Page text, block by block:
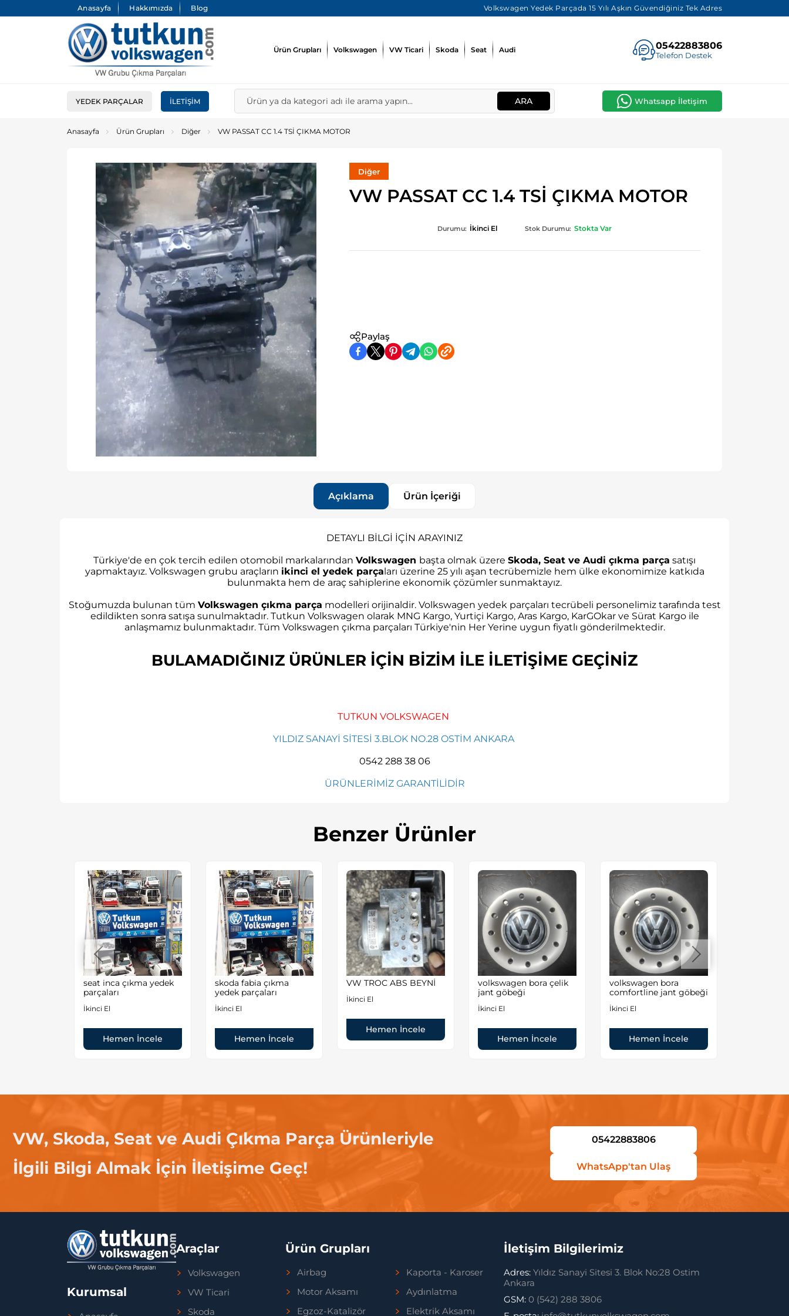
Anasayfa Hakkımızda Blog Volkswagen Yedek Parçada 15 Yılı Aşkın Güvendiğiniz Tek Adres
Ürün Grupları Volkswagen VW Ticari Skoda Seat Audi 05422883806
Telefon Destek
YEDEK PARÇALAR İLETIŞIM ARA Whatsapp İletişim
Anasayfa Ürün Grupları Diğer VW PASSAT CC 1.4 TSİ ÇIKMA MOTOR
Diğer
VW PASSAT CC 1.4 TSİ ÇIKMA MOTOR
Durumu: İkinci El Stok Durumu: Stokta Var
Paylaş
Açıklama Ürün İçeriği
DETAYLI BİLGİ İÇİN ARAYINIZ
Türkiye'de en çok tercih edilen otomobil markalarından Volkswagen başta olmak üzere Skoda, Seat ve Audi çıkma parça satışı
yapmaktayız. Volkswagen grubu araçların ikinci el yedek parçaları üzerine 25 yılı aşan tecrübemizle hem ülke ekonomimize katkıda
bulunmakta hem de araç sahiplerine ekonomik çözümler sunmaktayız.
Stoğumuzda bulunan tüm Volkswagen çıkma parça modelleri orijinaldir. Volkswagen yedek parçaları tecrübeli personelimiz tarafında test
edildikten sonra satışa sunulmaktadır. Tutkun Volkswagen olarak MNG Kargo, Yurtiçi Kargo, Aras Kargo, KarGOkar ve Sürat Kargo ile
anlaşmamız bulunmaktadır. Tüm Volkswagen çıkma parçaları Türkiye'nin Her Yerine uygun fiyatlı gönderilmektedir.
BULAMADIĞINIZ ÜRÜNLER İÇİN BİZİM İLE İLETİŞİME GEÇİNİZ​
TUTKUN VOLKSWAGEN
YILDIZ SANAYİ SİTESİ 3.BLOK NO.28 OSTİM ANKARA
0542 288 38 06
ÜRÜNLERİMİZ GARANTİLİDİR
Benzer Ürünler
seat inca çıkma yedek
parçaları
İkinci El
Hemen İncele
skoda fabia çıkma
yedek parçaları
İkinci El
Hemen İncele
VW TROC ABS BEYNİ
İkinci El
Hemen İncele
volkswagen bora çelik
jant göbeği
İkinci El
Hemen İncele
volkswagen bora
comfortline jant göbeği
İkinci El
Hemen İncele
VW, Skoda, Seat ve Audi Çıkma Parça Ürünleriyle
İlgili Bilgi Almak İçin İletişime Geç!
05422883806
WhatsApp'tan Ulaş
Kurumsal
Araçlar
Volkswagen
VW Ticari
Skoda
Ürün Grupları
Airbag
Kaporta - Karoser
Motor Aksamı
Aydınlatma
Egzoz-Katalizör
Elektrik Aksamı
İletişim Bilgilerimiz
Adres: Yıldız Sanayi Sitesi 3. Blok No:28 Ostim
Ankara
GSM: 0 (542) 288 3806